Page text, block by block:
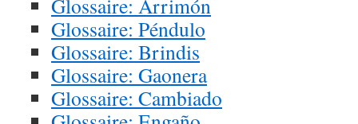
Glossaire: Arrimón
Glossaire: Péndulo
Glossaire: Brindis
Glossaire: Gaonera
Glossaire: Cambiado